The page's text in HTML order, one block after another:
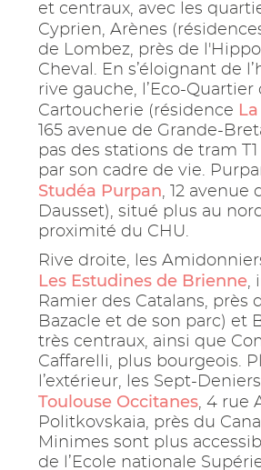
et centraux, avec les
Cyprien, Arènes
de Lombez, près de
Cheval. En s’éloignant de
rive gauche, l’Eco-Quartier
Cartoucherie (résidence
165 avenue de Grande-
pas des stations de tram
par son cadre de vie.
Studéa Purpan, 12 avenue
Dausset), situé plus au
proximité du CHU.
Rive droite, les
Les Estudines de Brienne,
Ramier des Catalans, près
Bazacle et de son parc) et
très centraux, ainsi que
Caffarelli, plus bourgeois.
l’extérieur, les Sept-
Toulouse Occitanes, 4 rue
Politkovskaia, près du
Minimes sont plus
de l’Ecole nationale